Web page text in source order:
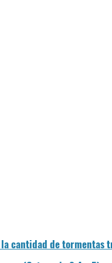
cantidad de tormentas